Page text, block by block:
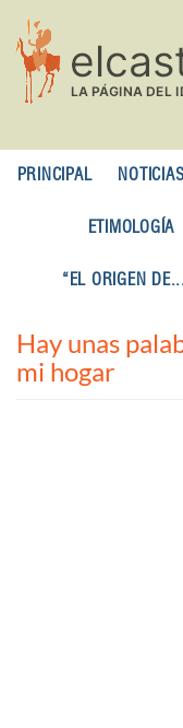
contenido
principal
PRINCIPAL NOTICIAS
ETIMOLOGÍA
“EL ORIGEN
Hay unas
mi hogar